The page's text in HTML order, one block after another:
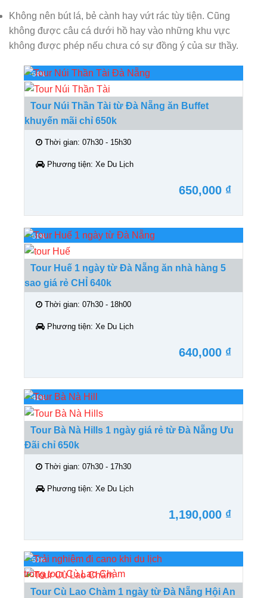
Không nên bút lá, bẻ cành hay vứt rác tùy tiện. Cũng
không được câu cá dưới hồ hay vào những khu vực
không được phép nếu chưa có sự đồng ý của sư thầy.
-54%
Tour Núi Thần Tài từ Đà Nẵng ăn Buffet
khuyến mãi chỉ 650k
Thời gian: 07h30 - 15h30
Phương tiện: Xe Du Lịch
650,000 ₫
-51%
Tour Huế 1 ngày từ Đà Nẵng ăn nhà hàng 5
sao giá rẻ CHỈ 640k
Thời gian: 07h30 - 18h00
Phương tiện: Xe Du Lịch
640,000 ₫
-41%
Tour Bà Nà Hills 1 ngày giá rẻ từ Đà Nẵng Ưu
Đãi chỉ 650k
Thời gian: 07h30 - 17h30
Phương tiện: Xe Du Lịch
1,190,000 ₫
-50%
Tour Cù Lao Chàm 1 ngày từ Đà Nẵng Hội An